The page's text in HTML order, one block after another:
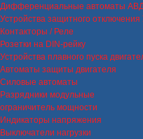
Дифференциальные автоматы
Устройства защитного
Контакторы / Реле
Розетки на DIN-рейку
Устройства плавного пуска
Автоматы защиты двигателя
Силовые автоматы
Разрядники модульные
ограничитель мощности
Индикаторы напряжения
Выключатели нагрузки